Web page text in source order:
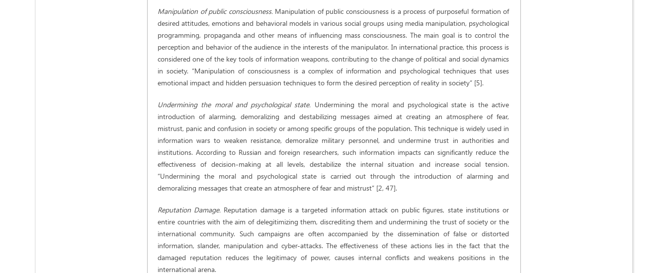
Manipulation of public consciousness. Manipulation of public consciousness is a process of purposeful formation of
desired attitudes, emotions and behavioral models in various social groups using media manipulation, psychological
programming, propaganda and other means of influencing mass consciousness. The main goal is to control the
perception and behavior of the audience in the interests of the manipulator. In international practice, this process is
considered one of the key tools of information weapons, contributing to the change of political and social dynamics
in society. “Manipulation of consciousness is a complex of information and psychological techniques that uses
emotional impact and hidden persuasion techniques to form the desired perception of reality in society” [5].
Undermining the moral and psychological state. Undermining the moral and psychological state is the active
introduction of alarming, demoralizing and destabilizing messages aimed at creating an atmosphere of fear,
mistrust, panic and confusion in society or among specific groups of the population. This technique is widely used in
information wars to weaken resistance, demoralize military personnel, and undermine trust in authorities and
institutions. According to Russian and foreign researchers, such information impacts can significantly reduce the
effectiveness of decision-making at all levels, destabilize the internal situation and increase social tension.
“Undermining the moral and psychological state is carried out through the introduction of alarming and
demoralizing messages that create an atmosphere of fear and mistrust” [2, 47].
Reputation Damage. Reputation damage is a targeted information attack on public figures, state institutions or
entire countries with the aim of delegitimizing them, discrediting them and undermining the trust of society or the
international community. Such campaigns are often accompanied by the dissemination of false or distorted
information, slander, manipulation and cyber-attacks. The effectiveness of these actions lies in the fact that the
damaged reputation reduces the legitimacy of power, causes internal conflicts and weakens positions in the
international arena.